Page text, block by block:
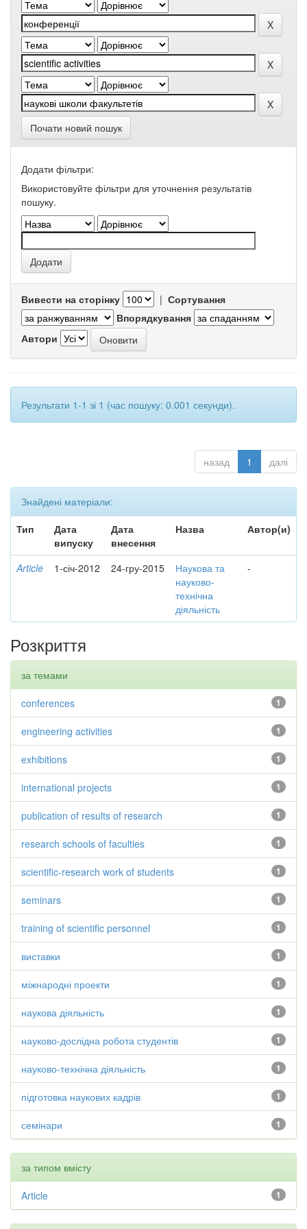
Почати новий пошук
Додати фільтри:
Використовуйте фільтри для уточнення результатів
пошуку.
Вивести на сторінку | Сортування
Впорядкування
Автори
Результати 1-1 зі 1 (час пошуку: 0.001 секунди).
назад 1 далі
Знайдені матеріали:
Тип
Дата
випуску
Дата
внесення
Назва Автор(и)
Article 1-січ-2012 24-гру-2015
Наукова та
науково-
технічна
діяльність
-
Розкриття
за темами
1
conferences
1
engineering activities
1
exhibitions
1
international projects
1
publication of results of research
1
research schools of faculties
1
scientific-research work of students
1
seminars
1
training of scientific personnel
1
виставки
1
міжнародні проекти
1
наукова діяльність
1
науково-дослідна робота студентів
1
науково-технічна діяльність
1
підготовка наукових кадрів
1
семінари
за типом вмісту
1
Article